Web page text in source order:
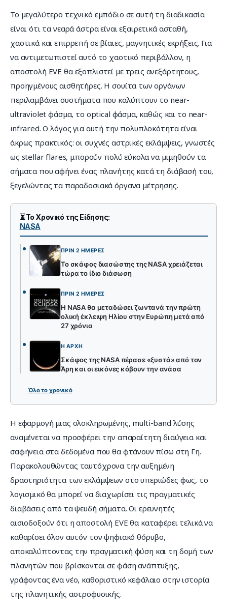
Το μεγαλύτερο τεχνικό εμπόδιο σε αυτή τη διαδικασία
είναι ότι τα νεαρά άστρα είναι εξαιρετικά ασταθή,
χαοτικά και επιρρεπή σε βίαιες, μαγνητικές εκρήξεις. Για
να αντιμετωπιστεί αυτό το χαοτικό περιβάλλον, η
αποστολή EVE θα εξοπλιστεί με τρεις ανεξάρτητους,
προηγμένους αισθητήρες. Η σουίτα των οργάνων
περιλαμβάνει συστήματα που καλύπτουν το near-
ultraviolet φάσμα, το optical φάσμα, καθώς και το near-
infrared. Ο λόγος για αυτή την πολυπλοκότητα είναι
άκρως πρακτικός: οι συχνές αστρικές εκλάμψεις, γνωστές
ως stellar flares, μπορούν πολύ εύκολα να μιμηθούν τα
σήματα που αφήνει ένας πλανήτης κατά τη διάβασή του,
ξεγελώντας τα παραδοσιακά όργανα μέτρησης.
⏳ Το Χρονικό της Είδησης:
NASA
ΠΡΙΝ 2 ΗΜΈΡΕΣ
Το σκάφος διασώστης της NASA χρειάζεται
τώρα το ίδιο διάσωση
ΠΡΙΝ 2 ΗΜΈΡΕΣ
Η NASA θα μεταδώσει ζωντανά την πρώτη
ολική έκλειψη Ηλίου στην Ευρώπη μετά από
27 χρόνια
Η ΑΡΧΉ
Σκάφος της NASA πέρασε «ξυστά» από τον
Άρη και οι εικόνες κόβουν την ανάσα
Όλο το χρονικό
Η εφαρμογή μιας ολοκληρωμένης, multi-band λύσης
αναμένεται να προσφέρει την απαραίτητη διαύγεια και
σαφήνεια στα δεδομένα που θα φτάνουν πίσω στη Γη.
Παρακολουθώντας ταυτόχρονα την αυξημένη
δραστηριότητα των εκλάμψεων στο υπεριώδες φως, το
λογισμικό θα μπορεί να διαχωρίσει τις πραγματικές
διαβάσεις από τα ψευδή σήματα. Οι ερευνητές
αισιοδοξούν ότι η αποστολή EVE θα καταφέρει τελικά να
καθαρίσει όλον αυτόν τον ψηφιακό θόρυβο,
αποκαλύπτοντας την πραγματική φύση και τη δομή των
πλανητών που βρίσκονται σε φάση ανάπτυξης,
γράφοντας ένα νέο, καθοριστικό κεφάλαιο στην ιστορία
της πλανητικής αστροφυσικής.